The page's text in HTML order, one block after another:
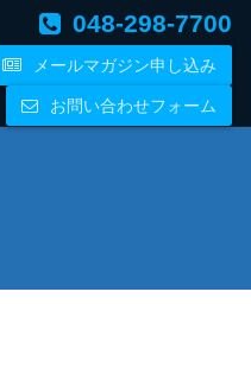
048-298-7700
メールマガジン申し込み
お問い合わせフォーム